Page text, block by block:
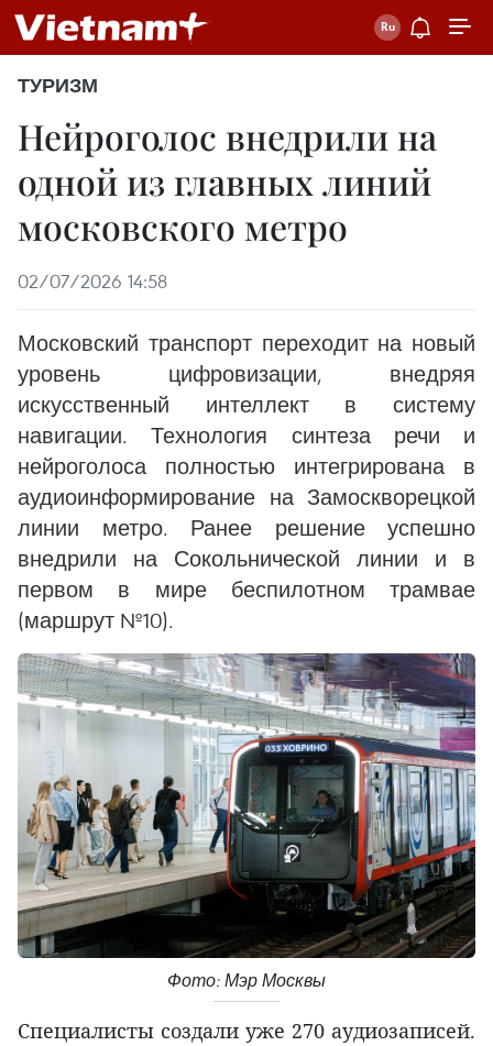
ТУРИЗМ
Нейроголос внедрили на
одной из главных линий
московского метро
02/07/2026 14:58
Московский транспорт переходит на новый
уровень цифровизации, внедряя
искусственный интеллект в систему
навигации. Технология синтеза речи и
нейроголоса полностью интегрирована в
аудиоинформирование на Замоскворецкой
линии метро. Ранее решение успешно
внедрили на Сокольнической линии и в
первом в мире беспилотном трамвае
(маршрут №10).
Фото: Мэр Москвы
Специалисты создали уже 270 аудиозаписей.